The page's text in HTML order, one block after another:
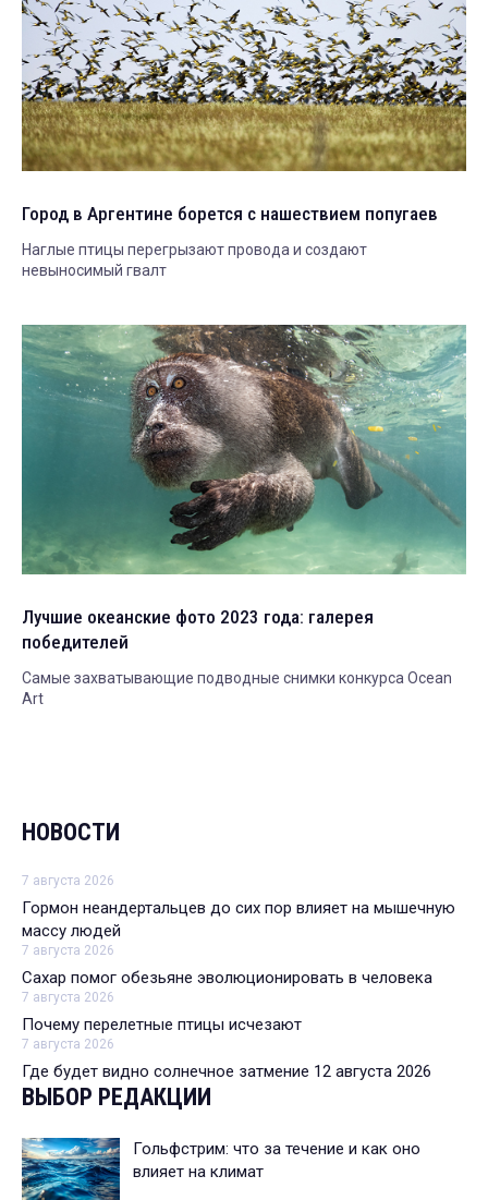
Город в Аргентине борется с нашествием попугаев
Наглые птицы перегрызают провода и создают
невыносимый гвалт
Лучшие океанские фото 2023 года: галерея
победителей
Самые захватывающие подводные снимки конкурса Ocean
Art
НОВОСТИ
7 августа 2026
Гормон неандертальцев до сих пор влияет на мышечную
массу людей
7 августа 2026
Сахар помог обезьяне эволюционировать в человека
7 августа 2026
Почему перелетные птицы исчезают
7 августа 2026
Где будет видно солнечное затмение 12 августа 2026
ВЫБОР РЕДАКЦИИ
Гольфстрим: что за течение и как оно
влияет на климат